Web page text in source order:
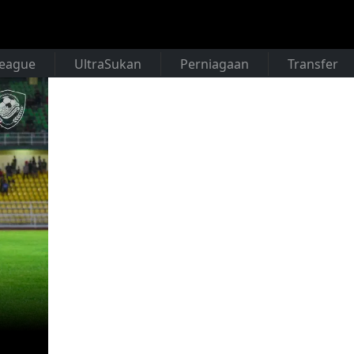
UltraSukan Perniagaan Transfer